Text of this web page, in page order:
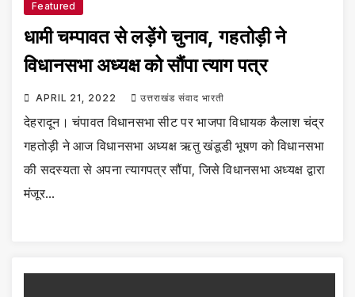
Featured
धामी चम्पावत से लड़ेंगे चुनाव, गहतोड़ी ने
विधानसभा अध्यक्ष को सौंपा त्याग पत्र
APRIL 21, 2022 उत्तराखंड संवाद भारती
देहरादून। चंपावत विधानसभा सीट पर भाजपा विधायक कैलाश चंद्र
गहतोड़ी ने आज विधानसभा अध्यक्ष ऋतु खंडूडी भूषण को विधानसभा
की सदस्यता से अपना त्यागपत्र सौंपा, जिसे विधानसभा अध्यक्ष द्वारा
मंजूर…